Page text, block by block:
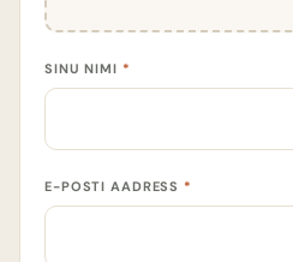
SINU NIMI *
E-POSTI AADRESS *